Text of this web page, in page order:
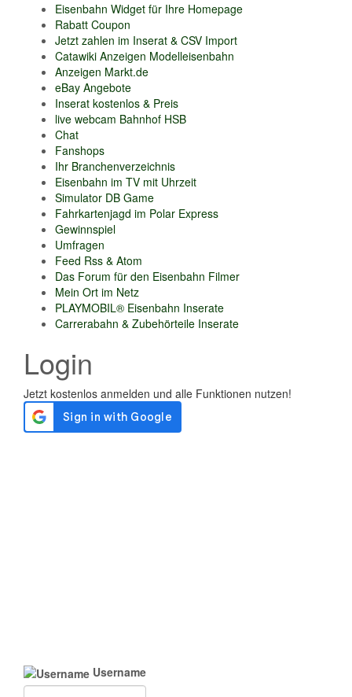
Eisenbahn Widget für Ihre Homepage
Rabatt Coupon
Jetzt zahlen im Inserat & CSV Import
Catawiki Anzeigen Modelleisenbahn
Anzeigen Markt.de
eBay Angebote
Inserat kostenlos & Preis
live webcam Bahnhof HSB
Chat
Fanshops
Ihr Branchenverzeichnis
Eisenbahn im TV mit Uhrzeit
Simulator DB Game
Fahrkartenjagd im Polar Express
Gewinnspiel
Umfragen
Feed Rss & Atom
Das Forum für den Eisenbahn Filmer
Mein Ort im Netz
PLAYMOBIL® Eisenbahn Inserate
Carrerabahn & Zubehörteile Inserate
Login
Username